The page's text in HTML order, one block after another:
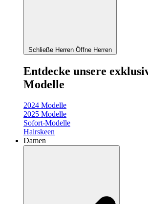
Schließe Herren Öffne Herren
Entdecke unsere
Modelle
2024 Modelle
2025 Modelle
Sofort-Modelle
Hairskeen
Damen